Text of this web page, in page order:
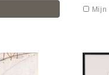
Mijn